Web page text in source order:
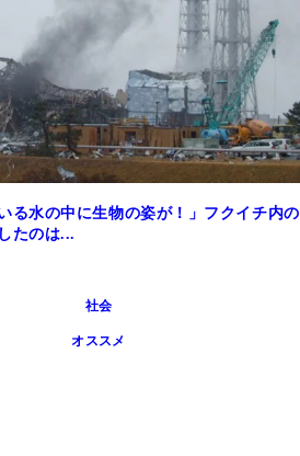
る水の中に生物の姿が！」フクイチ内の
たのは...
社会
オススメ